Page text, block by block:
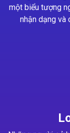
một biểu tượng
nhận dạng và